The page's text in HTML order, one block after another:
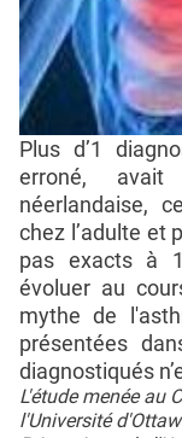
Plus d’1
erroné,
néerlandaise,
chez l’adulte et
pas exacts à
évoluer au
mythe de
présentées
diagnostiqués
L'étude menée au
l'Université